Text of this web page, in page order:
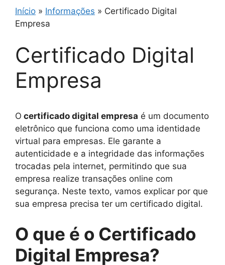
Início » Informações » Certificado Digital
Empresa
Certificado Digital
Empresa
O certificado digital empresa é um documento
eletrônico que funciona como uma identidade
virtual para empresas. Ele garante a
autenticidade e a integridade das informações
trocadas pela internet, permitindo que sua
empresa realize transações online com
segurança. Neste texto, vamos explicar por que
sua empresa precisa ter um certificado digital.
O que é o Certificado
Digital Empresa?